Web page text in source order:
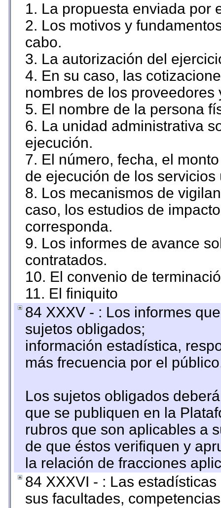
1. La propuesta enviada por
2. Los motivos y
cabo.
3. La autorización del
4. En su caso, las
nombres de los proveedores
5. El nombre de la persona
6. La unidad administrativa
ejecución.
7. El número, fecha, el
de ejecución de los servicios
8. Los mecanismos de
caso, los estudios de
corresponda.
9. Los informes de avance
contratados.
10. El convenio de
11. El finiquito
84 XXXV - : Los informes
sujetos obligados;
información estadística,
más frecuencia por el
Los sujetos obligados
que se publiquen en la
rubros que son aplicables a
de que éstos verifiquen y
la relación de fracciones
84 XXXVI - : Las
sus facultades,